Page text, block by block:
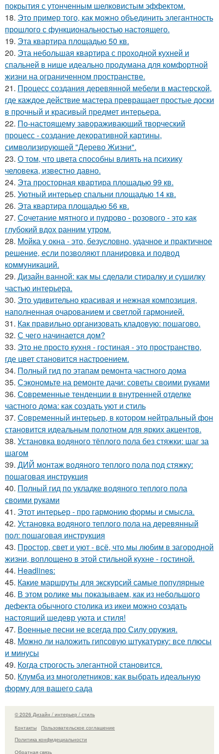
покрытия с утонченным шелковистым эффектом.
18. Это пример того, как можно объединить элегантность
прошлого с функциональностью настоящего.
19. Эта квартира площадью 50 кв.
20. Эта небольшая квартира с проходной кухней и
спальней в нише идеально продумана для комфортной
жизни на ограниченном пространстве.
21. Процесс создания деревянной мебели в мастерской,
где каждое действие мастера превращает простые доски
в прочный и красивый предмет интерьера.
22. По-настоящему завораживающий творческий
процесс - создание декоративной картины,
символизирующей "Дерево Жизни".
23. О том, что цвета способны влиять на психику
человека, известно давно.
24. Эта просторная квартира площадью 99 кв.
25. Уютный интерьер спальни площадью 14 кв.
26. Эта квартира площадью 56 кв.
27. Сочетание мятного и пудрово - розового - это как
глубокий вдох ранним утром.
28. Мойка у окна - это, безусловно, удачное и практичное
решение, если позволяют планировка и подвод
коммуникаций.
29. Дизайн ванной: как мы сделали стиралку и сушилку
частью интерьера.
30. Это удивительно красивая и нежная композиция,
наполненная очарованием и светлой гармонией.
31. Как правильно организовать кладовую: пошагово.
32. С чего начинается дом?
33. Это не просто кухня - гостиная - это пространство,
где цвет становится настроением.
34. Полный гид по этапам ремонта частного дома
35. Сэкономьте на ремонте дачи: советы своими руками
36. Современные тенденции в внутренней отделке
частного дома: как создать уют и стиль
37. Современный интерьер, в котором нейтральный фон
становится идеальным полотном для ярких акцентов.
38. Установка водяного тёплого пола без стяжки: шаг за
шагом
39. ДИЙ монтаж водяного теплого пола под стяжку:
пошаговая инструкция
40. Полный гид по укладке водяного теплого пола
своими руками
41. Этот интерьер - про гармонию формы и смысла.
42. Установка водяного теплого пола на деревянный
пол: пошаговая инструкция
43. Простор, свет и уют - всё, что мы любим в загородной
жизни, воплощено в этой стильной кухне - гостиной.
44. Headlines:
45. Какие маршруты для экскурсий самые популярные
46. В этом ролике мы показываем, как из небольшого
дефекта обычного столика из икеи можно создать
настоящий шедевр уюта и стиля!
47. Военные песни не всегда про Силу оружия.
48. Можно ли наложить гипсовую штукатурку: все плюсы
и минусы
49. Когда строгость элегантной становится.
50. Клумба из многолетников: как выбрать идеальную
форму для вашего сада
© 2026 Дизайн / интерьер / стиль
Контакты
Пользовательское соглашение
Политика конфидециальности
Обратная связь